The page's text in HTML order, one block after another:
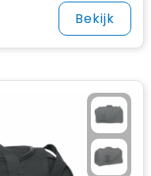
Bekijk